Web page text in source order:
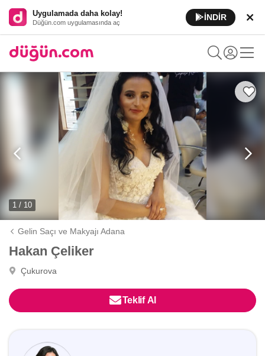
Uygulamada daha kolay!
Düğün.com uygulamasında aç
İNDİR
1 / 10
Gelin Saçı ve Makyajı Adana
Hakan Çeliker
Çukurova
Teklif Al